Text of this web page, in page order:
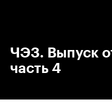
ЧЭЗ. Выпуск
часть 4